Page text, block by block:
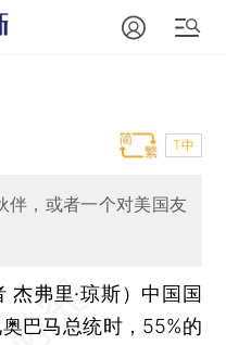
T中
伴，或者一个对美国友
杰弗里·琼斯） 中国国
巴马总统时，55%的